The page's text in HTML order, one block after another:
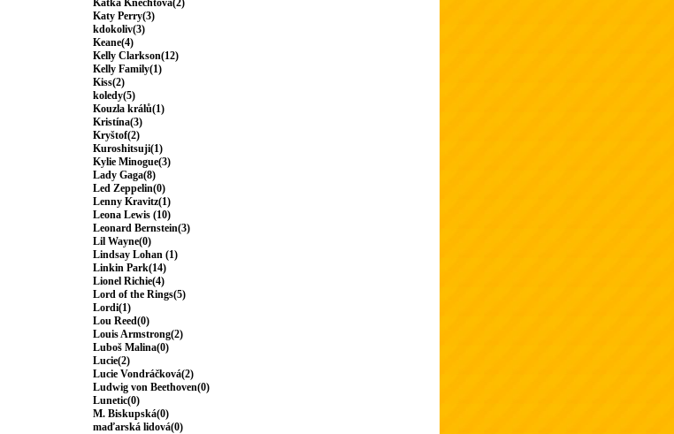
Katka Knechtová(2)
Katy Perry(3)
kdokoliv(3)
Keane(4)
Kelly Clarkson(12)
Kelly Family(1)
Kiss(2)
koledy(5)
Kouzla králů(1)
Kristína(3)
Kryštof(2)
Kuroshitsuji(1)
Kylie Minogue(3)
Lady Gaga(8)
Led Zeppelin(0)
Lenny Kravitz(1)
Leona Lewis (10)
Leonard Bernstein(3)
Lil Wayne(0)
Lindsay Lohan (1)
Linkin Park(14)
Lionel Richie(4)
Lord of the Rings(5)
Lordi(1)
Lou Reed(0)
Louis Armstrong(2)
Luboš Malina(0)
Lucie(2)
Lucie Vondráčková(2)
Ludwig von Beethoven(0)
Lunetic(0)
M. Biskupská(0)
maďarská lidová(0)